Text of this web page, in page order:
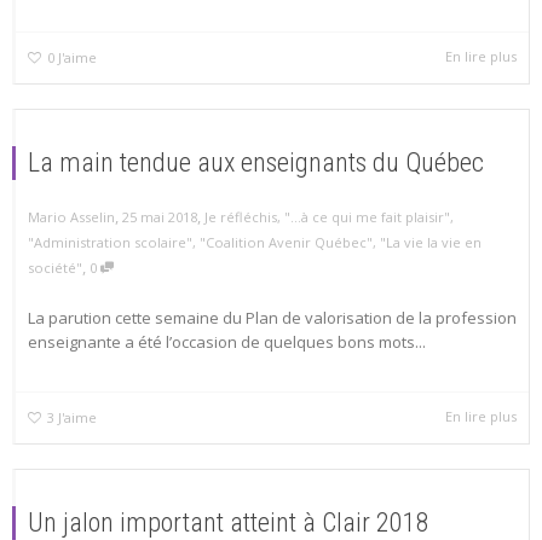
0 J'aime En lire plus
La main tendue aux enseignants du Québec
Mario Asselin, 25 mai 2018, Je réfléchis, "...à ce qui me fait plaisir",
"Administration scolaire", "Coalition Avenir Québec", "La vie la vie en
société", 0
La parution cette semaine du Plan de valorisation de la profession
enseignante a été l’occasion de quelques bons mots...
3 J'aime En lire plus
Un jalon important atteint à Clair 2018